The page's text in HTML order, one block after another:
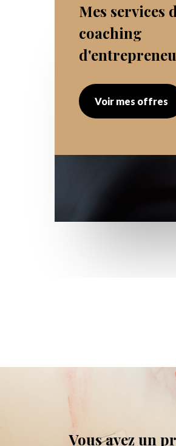
Mes services
coaching
Voir mes offres
Vous avez un